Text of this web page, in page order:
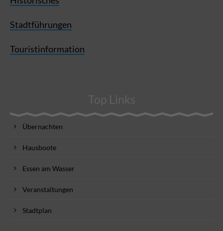
Stadtführungen
Touristinformation
Top Links
Übernachten
Hausboote
Essen am Wasser
Veranstaltungen
Stadtplan